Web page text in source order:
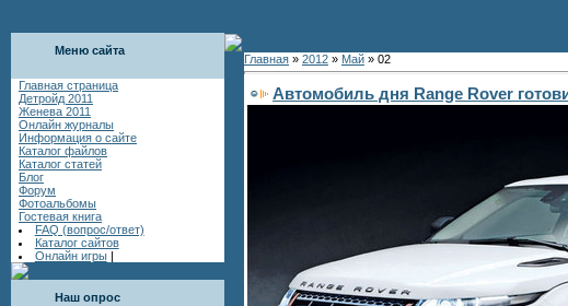
Меню сайта
Главная страница
Детройд 2011
Женева 2011
Онлайн журналы
Информация о сайте
Каталог файлов
Каталог статей
Блог
Форум
Фотоальбомы
Гостевая книга
FAQ (вопрос/ответ)
Каталог сайтов
Онлайн игры |
Наш опрос
Главная » 2012 » Май » 02
Автомобиль дня Range Rover